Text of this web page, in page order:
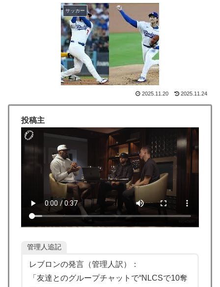
的の出産ツーリズム禁止令」に署名…寄生侵略防止へ
[海外の反応]
海外の反応：熊本の病院で手術中に熊本地震が発生、大
揺れの中でも患者を守った医師たちの対応ぶりに海外大
海外「ディズニーがゴミのようだ！」日本がアニメ化し
た米人気SF作品に絶賛の声が殺到中
▶
け…？【ポーランドボール】
【高校野球】ついに田中マー君が高野連の「七回制」導
入に異議申す！ドーム球場でやれ
韓国政府、謝罪をすれば賠償を放棄する案を日本側に提
示するも拒否される＝韓国の反応
外国人「2002年W杯は?」韓国サッカーに衝撃的不祥
事！W杯予選でレフリーへの不適切接待発覚！海外騒
然！【海外の反応】
▶ 海外「先進国で日本だけパスポート所有率が低すぎる、
凄まじい状況だ」
サッカー
2025.11.20 2025.11.24
投稿主
管理人追記
レブロンの発言（管理人訳）：
「友達とのグループチャットで“NLCSで10奪